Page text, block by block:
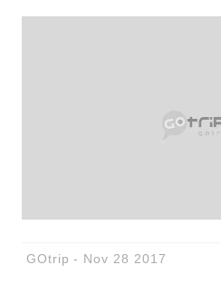
GOtrip Nov 28 2017